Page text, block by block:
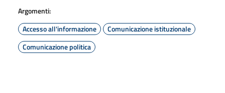
Argomenti:
Accesso all'informazione
Comunicazione istituzionale
Comunicazione politica